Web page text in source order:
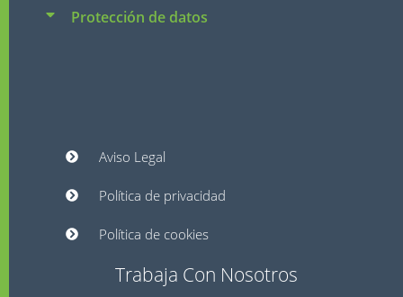
Protección de datos
Aviso Legal
Política de privacidad
Política de cookies
Trabaja Con Nosotros